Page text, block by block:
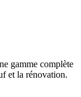
gamme complète
et la rénovation.